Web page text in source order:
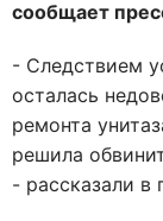
сообщает
- Следствием
осталась
ремонта
решила
- рассказали в